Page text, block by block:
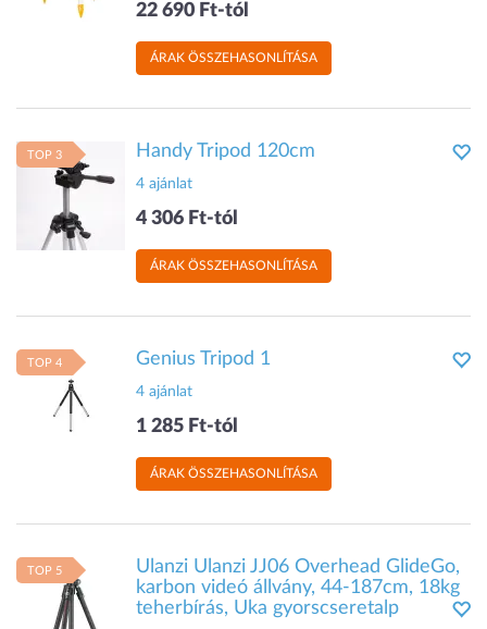
22 690 Ft-tól
ÁRAK ÖSSZEHASONLÍTÁSA
TOP 3 Handy Tripod 120cm
4 ajánlat
4 306 Ft-tól
ÁRAK ÖSSZEHASONLÍTÁSA
TOP 4 Genius Tripod 1
4 ajánlat
1 285 Ft-tól
ÁRAK ÖSSZEHASONLÍTÁSA
TOP 5
Ulanzi Ulanzi JJ06 Overhead GlideGo,
karbon videó állvány, 44-187cm, 18kg
teherbírás, Uka gyorscseretalp